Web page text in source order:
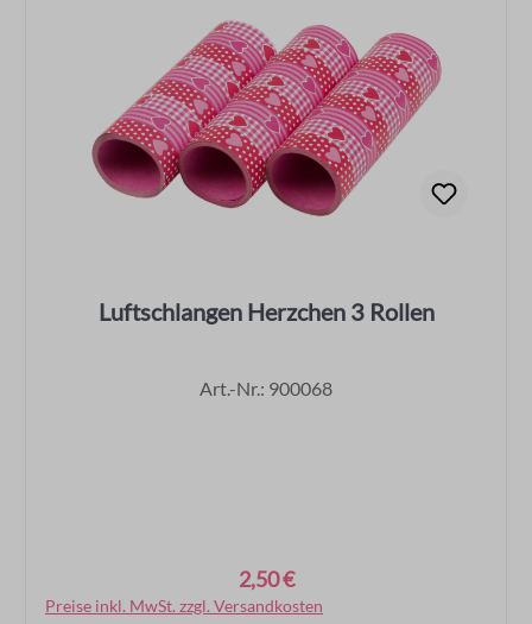
Luftschlangen Herzchen 3 Rollen
Art.-Nr.: 900068
2,50 €
Preise inkl. MwSt. zzgl. Versandkosten
In den Warenkorb